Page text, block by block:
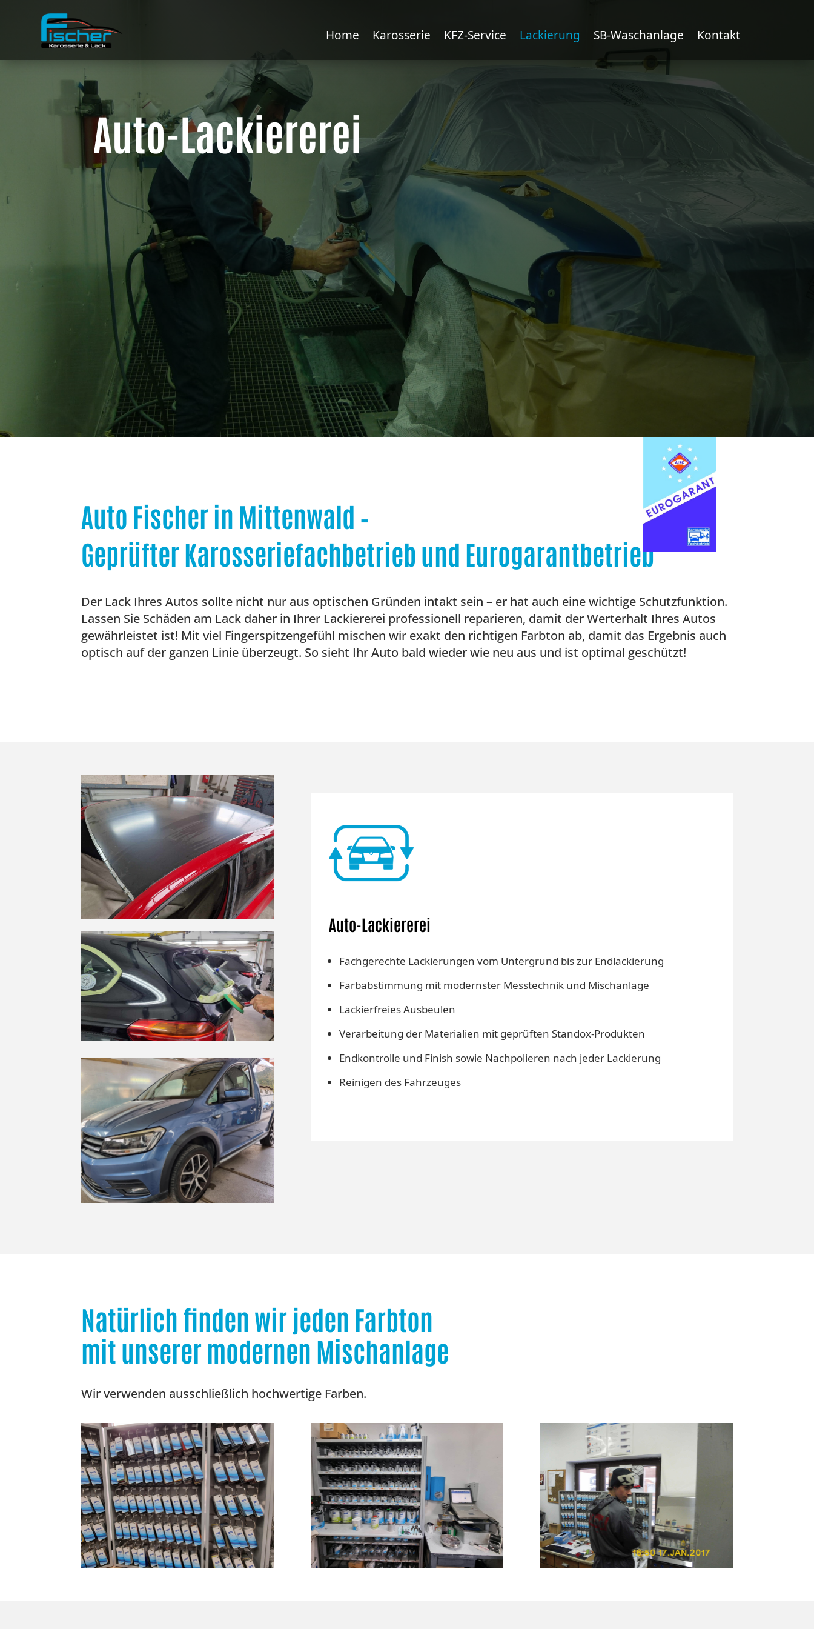
Home Karosserie KFZ-Service Lackierung SB-Waschanlage Kontakt
Auto-Lackiererei
Auto Fischer in Mittenwald –
Geprüfter Karosseriefachbetrieb und Eurogarantbetrieb
Der Lack Ihres Autos sollte nicht nur aus optischen Gründen intakt sein – er hat auch eine wichtige Schutzfunktion.
Lassen Sie Schäden am Lack daher in Ihrer Lackiererei professionell reparieren, damit der Werterhalt Ihres Autos
gewährleistet ist! Mit viel Fingerspitzengefühl mischen wir exakt den richtigen Farbton ab, damit das Ergebnis auch
optisch auf der ganzen Linie überzeugt. So sieht Ihr Auto bald wieder wie neu aus und ist optimal geschützt!
Auto-Lackiererei
Fachgerechte Lackierungen vom Untergrund bis zur Endlackierung
Farbabstimmung mit modernster Messtechnik und Mischanlage
Lackierfreies Ausbeulen
Verarbeitung der Materialien mit geprüften Standox-Produkten
Endkontrolle und Finish sowie Nachpolieren nach jeder Lackierung
Reinigen des Fahrzeuges
Natürlich finden wir jeden Farbton
mit unserer modernen Mischanlage
Wir verwenden ausschließlich hochwertige Farben.